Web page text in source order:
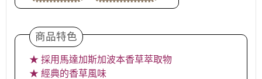
商品特色
★ 採用馬達加斯加波本香草萃取物
★ 經典的香草風味